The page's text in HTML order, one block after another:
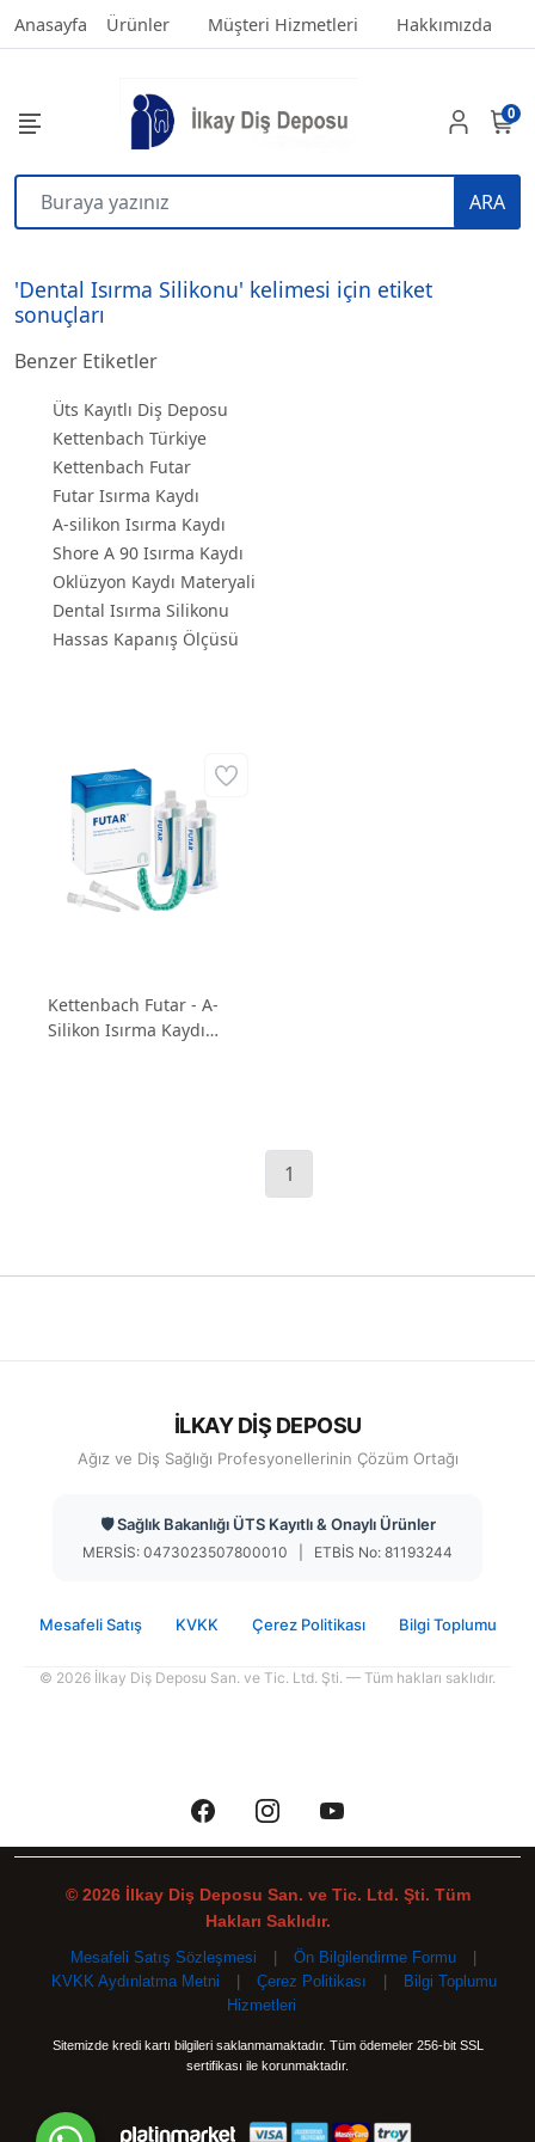
Anasayfa Ürünler Müşteri Hizmetleri Hakkımızda
ARA
0
'Dental Isırma Silikonu' kelimesi için etiket
sonuçları
Benzer Etiketler
Üts Kayıtlı Diş Deposu
Kettenbach Türkiye
Kettenbach Futar
Futar Isırma Kaydı
A-silikon Isırma Kaydı
Shore A 90 Isırma Kaydı
Oklüzyon Kaydı Materyali
Dental Isırma Silikonu
Hassas Kapanış Ölçüsü
Kettenbach Futar - A-
Silikon Isırma Kaydı
1
İLKAY DİŞ DEPOSU
Ağız ve Diş Sağlığı Profesyonellerinin Çözüm Ortağı
🛡️ Sağlık Bakanlığı ÜTS Kayıtlı & Onaylı Ürünler
MERSİS: 0473023507800010 | ETBİS No: 81193244
Mesafeli Satış KVKK Çerez Politikası Bilgi Toplumu
© 2026 İlkay Diş Deposu San. ve Tic. Ltd. Şti. — Tüm hakları saklıdır.
© 2026 İlkay Diş Deposu San. ve Tic. Ltd. Şti. Tüm
Hakları Saklıdır.
Mesafeli Satış Sözleşmesi Ön Bilgilendirme Formu
KVKK Aydınlatma Metni
Çerez Politikası
Bilgi Toplumu
Hizmetleri
Sitemizde kredi kartı bilgileri saklanmamaktadır. Tüm ödemeler 256-bit SSL
sertifikası ile korunmaktadır.